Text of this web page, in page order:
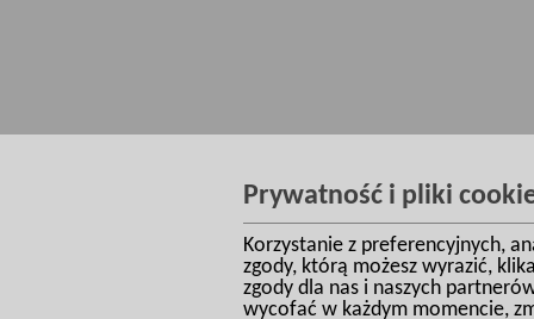
Prywatność i pliki
Korzystanie z preferencyjnych,
zgody, którą możesz wyrazić,
zgody dla nas i naszych
wycofać w każdym momencie,